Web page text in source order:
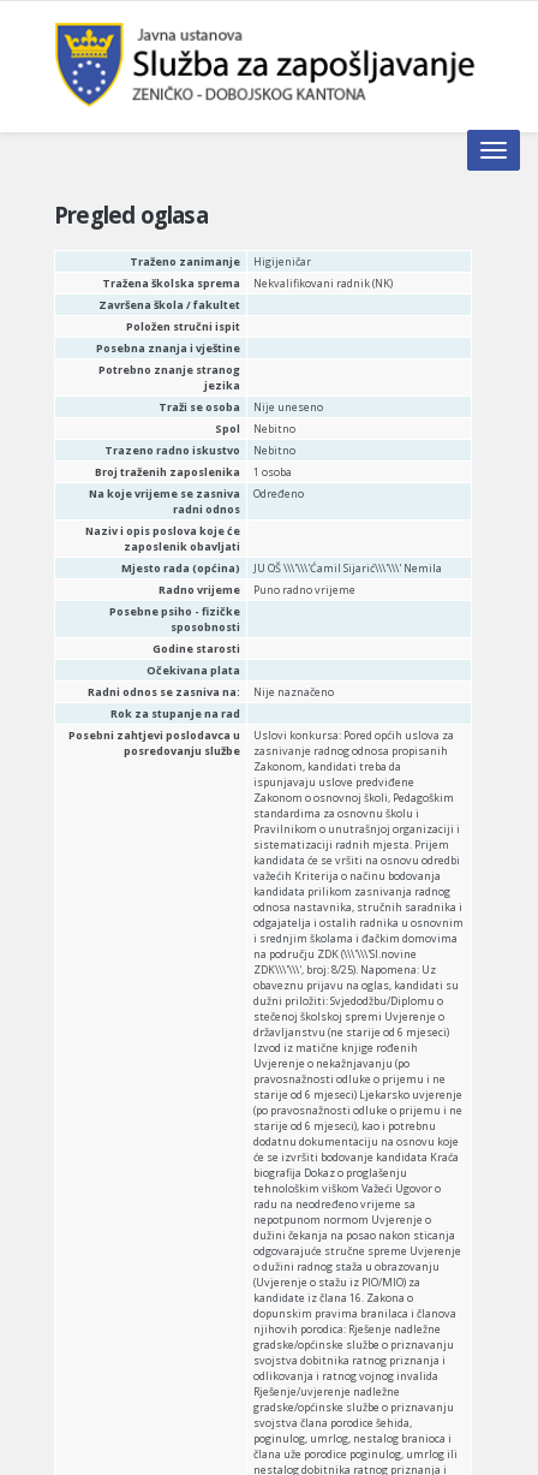
Toggle
Pregled oglasa
Traženo zanimanje
Higijeničar
Tražena školska sprema
Nekvalifikovani radnik (NK)
Završena škola / fakultet
Položen stručni ispit
Posebna znanja i vještine
Potrebno znanje stranog
jezika
Traži se osoba
Nije uneseno
Spol
Nebitno
Trazeno radno iskustvo
Nebitno
Broj traženih zaposlenika
1 osoba
Na koje vrijeme se zasniva
radni odnos
Određeno
Naziv i opis poslova koje će
zaposlenik obavljati
Mjesto rada (općina)
JU OŠ \\\'\\\'Ćamil Sijarić\\\'\\\' Nemila
Radno vrijeme
Puno radno vrijeme
Posebne psiho - fizičke
sposobnosti
Godine starosti
Očekivana plata
Radni odnos se zasniva na:
Nije naznačeno
Rok za stupanje na rad
Posebni zahtjevi poslodavca u
posredovanju službe
Uslovi konkursa: Pored općih uslova za
zasnivanje radnog odnosa propisanih
Zakonom, kandidati treba da
ispunjavaju uslove predviđene
Zakonom o osnovnoj školi, Pedagoškim
standardima za osnovnu školu i
Pravilnikom o unutrašnjoj organizaciji i
sistematizaciji radnih mjesta. Prijem
kandidata će se vršiti na osnovu odredbi
važećih Kriterija o načinu bodovanja
kandidata prilikom zasnivanja radnog
odnosa nastavnika, stručnih saradnika i
odgajatelja i ostalih radnika u osnovnim
i srednjim školama i đačkim domovima
na području ZDK (\\\'\\\'Sl.novine
ZDK\\\'\\\', broj: 8/25). Napomena: Uz
obaveznu prijavu na oglas, kandidati su
dužni priložiti: Svjedodžbu/Diplomu o
stečenoj školskoj spremi Uvjerenje o
državljanstvu (ne starije od 6 mjeseci)
Izvod iz matične knjige rođenih
Uvjerenje o nekažnjavanju (po
pravosnažnosti odluke o prijemu i ne
starije od 6 mjeseci) Ljekarsko uvjerenje
(po pravosnažnosti odluke o prijemu i ne
starije od 6 mjeseci), kao i potrebnu
dodatnu dokumentaciju na osnovu koje
će se izvršiti bodovanje kandidata Kraća
biografija Dokaz o proglašenju
tehnološkim viškom Važeći Ugovor o
radu na neodređeno vrijeme sa
nepotpunom normom Uvjerenje o
dužini čekanja na posao nakon sticanja
odgovarajuće stručne spreme Uvjerenje
o dužini radnog staža u obrazovanju
(Uvjerenje o stažu iz PIO/MIO) za
kandidate iz člana 16. Zakona o
dopunskim pravima branilaca i članova
njihovih porodica: Rješenje nadležne
gradske/općinske službe o priznavanju
svojstva dobitnika ratnog priznanja i
odlikovanja i ratnog vojnog invalida
Rješenje/uvjerenje nadležne
gradske/općinske službe o priznavanju
svojstva člana porodice šehida,
poginulog, umrlog, nestalog branioca i
člana uže porodice poginulog, umrlog ili
nestalog dobitnika ratnog priznanja i